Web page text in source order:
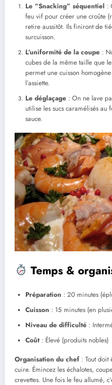
Le “Snacking” séquentiel :
feu vif pour créer une croûte
retire aussitôt. Ils finiront de
surcuisson.
L’uniformité de la coupe :
cubes de la même taille que
permet une cuisson
l’assiette.
Le déglaçage : On ne lave
utilise les sucs caramélisés
sauce.
Temps &
Préparation : 20 minutes
Cuisson : 15 minutes (en
Niveau de difficulté :
Coût: Élevé (produits nobles)
Organisation du chef : Tout doit
cuire. Émincez les échalotes,
crevettes. Une fois le feu allumé,